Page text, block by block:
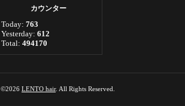
カウンター
Today: 763
Yesterday: 612
Total: 494170
©2026 LENTO hair. All Rights Reserved.